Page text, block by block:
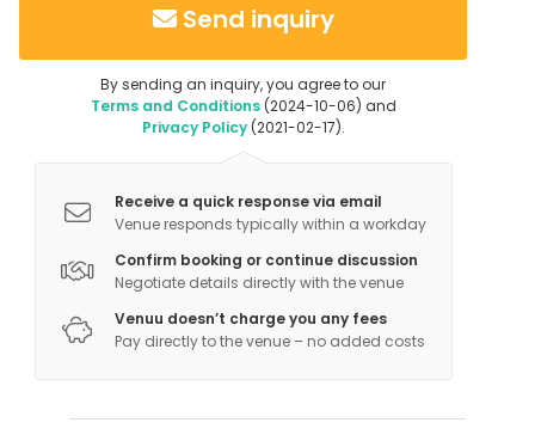
Additional information about activities
Laskettelu, lenkkeily
Send inquiry
By sending an inquiry, you agree to our
Terms and Conditions(2024-10-06) and
Privacy Policy(2021-02-17).
Receive a quick response via email
Venue responds typically within a workday
Confirm booking or continue discussion
Negotiate details directly with the venue
Venuu doesn’t charge you any fees
Pay directly to the venue – no added costs